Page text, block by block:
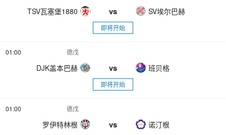
TSV瓦塞堡1880 vs SV埃尔巴赫
即将开始
01:00 德戊
DJK盖本巴赫 vs 班贝格
即将开始
01:00 德戊
罗伊特林根 vs 诺汀根